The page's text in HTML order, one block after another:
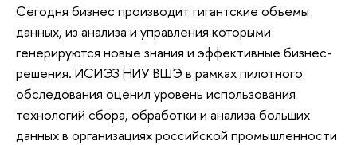
Сегодня бизнес производит гигантские объемы
данных, из анализа и управления которыми
генерируются новые знания и эффективные бизнес-
решения. ИСИЭЗ НИУ ВШЭ в рамках пилотного
обследования оценил уровень использования
технологий сбора, обработки и анализа больших
данных в организациях российской промышленности